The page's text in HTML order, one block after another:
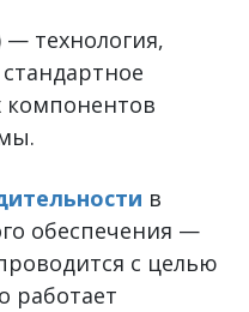
— технология,
компонентов
в
обеспечения —
с целью
работает